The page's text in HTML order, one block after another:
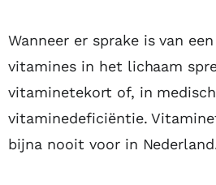
Wanneer er sprake is van
vitamines in het lichaam
vitaminetekort of, in
vitaminedeficiëntie.
bijna nooit voor in